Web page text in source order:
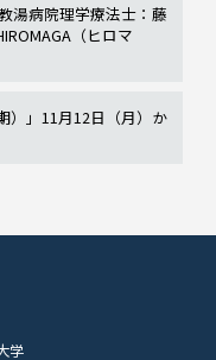
湯病院理学療法士：藤
（ヒロマ
）」11月12日（月）か
学